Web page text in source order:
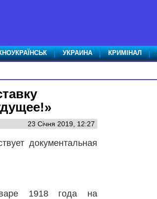
УКРАИНА КРИМІНАЛ
23 Січня 2019, 12:27
документальная
1918 года на